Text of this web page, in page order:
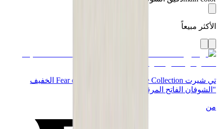
الأكثر مبيعاً
تي شيرت Fear of God x Essentials Core Collection الخفيف
"الشوفان الفاتح المرقش"
من